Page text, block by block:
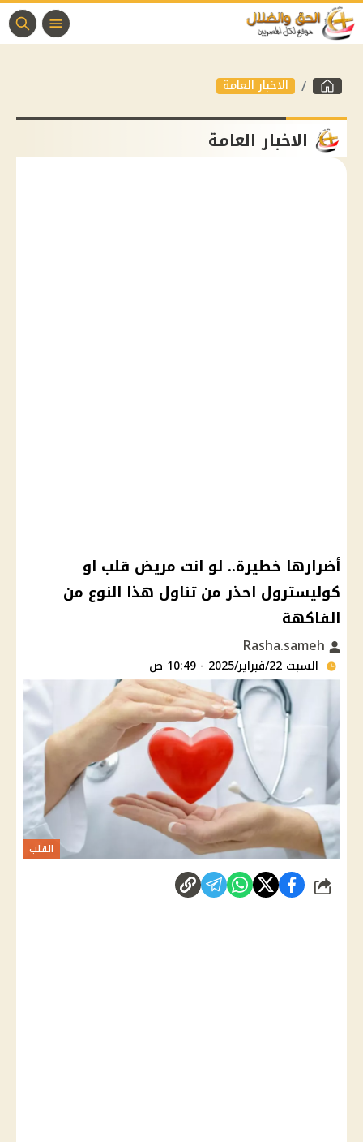
الاخبار العامة
الاخبار العامة
أضرارها خطيرة.. لو انت مريض قلب او
كوليسترول احذر من تناول هذا النوع من
الفاكهة
السبت 22/فبراير/2025 - 10:49 ص
القلب
شارك